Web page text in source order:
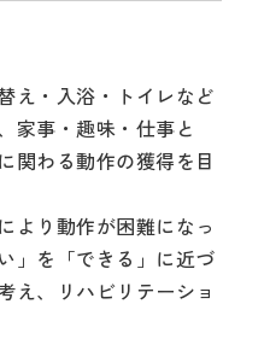
え・入浴・トイレなど
家事・趣味・仕事と
関わる動作の獲得を目
より動作が困難になっ
」を「できる」に近づ
え、リハビリテーショ